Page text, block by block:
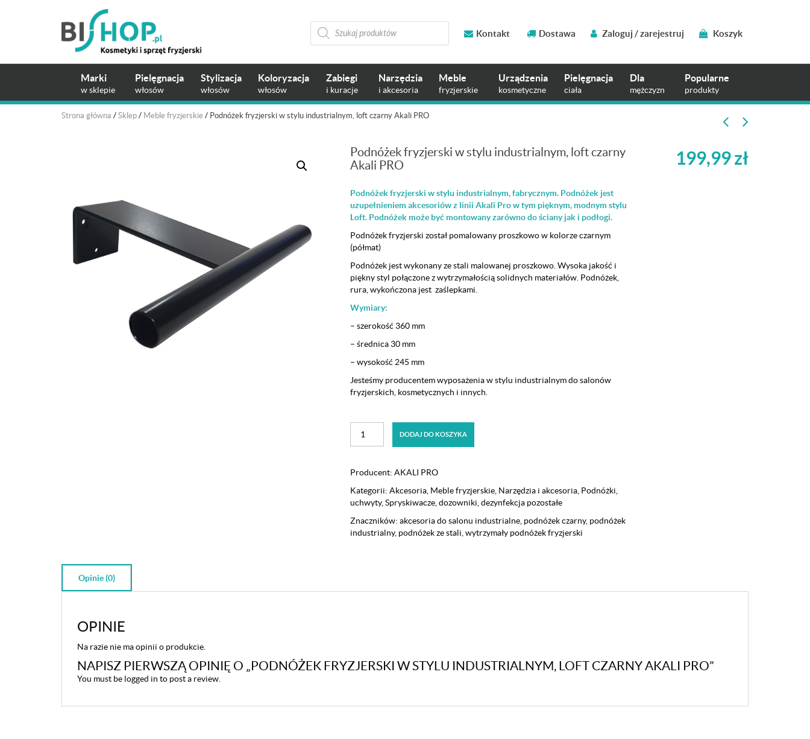
Wyszukiwarka
produktów
Kontakt Dostawa Zaloguj / zarejestruj Koszyk
Marki
w sklepie
Pielęgnacja
włosów
Stylizacja
włosów
Koloryzacja
włosów
Zabiegi
i kuracje
Narzędzia
i akcesoria
Meble
fryzjerskie
Urządzenia
kosmetyczne
Pielęgnacja
ciała
Dla
mężczyzn
Popularne
produkty
Strona główna / Sklep / Meble fryzjerskie / Podnóżek fryzjerski w stylu industrialnym, loft czarny Akali PRO
Podnóżek fryzjerski w stylu industrialnym, loft czarny
Akali PRO
Podnóżek fryzjerski w stylu industrialnym, fabrycznym. Podnóżek jest
uzupełnieniem akcesoriów z linii Akali Pro w tym pięknym, modnym stylu
Loft. Podnóżek może być montowany zarówno do ściany jak i podłogi.
Podnóżek fryzjerski został pomalowany proszkowo w kolorze czarnym
(półmat)
Podnóżek jest wykonany ze stali malowanej proszkowo. Wysoka jakość i
piękny styl połączone z wytrzymałością solidnych materiałów. Podnóżek,
rura, wykończona jest zaślepkami.
Wymiary:
– szerokość 360 mm
– średnica 30 mm
– wysokość 245 mm
Jesteśmy producentem wyposażenia w stylu industrialnym do salonów
fryzjerskich, kosmetycznych i innych.
w
industrialnym,
loft
czarny
Akali
DODAJ DO KOSZYKA
Producent: AKALI PRO
Kategorii: Akcesoria, Meble fryzjerskie, Narzędzia i akcesoria, Podnóżki,
uchwyty, Spryskiwacze, dozowniki, dezynfekcja pozostałe
Znaczników: akcesoria do salonu industrialne, podnóżek czarny, podnóżek
industrialny, podnóżek ze stali wytrzymały podnóżek fryzjerski
199,99zł
Opinie (0)
OPINIE
Na razie nie ma opinii o produkcie.
NAPISZ PIERWSZĄ OPINIĘ O „PODNÓŻEK FRYZJERSKI W STYLU INDUSTRIALNYM, LOFT CZARNY AKALI PRO”
You must be logged in to post a review.